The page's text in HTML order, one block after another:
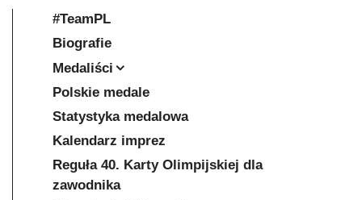
#TeamPL
Biografie
Medaliści
Polskie medale
Statystyka medalowa
Kalendarz imprez
Reguła 40. Karty Olimpijskiej dla
zawodnika